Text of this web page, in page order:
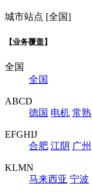
城市站点 [全国]
【业务覆盖】
全国
全国
ABCD
德国 电机 常熟
EFGHIJ
合肥 江阴 广州
KLMN
马来西亚 宁波